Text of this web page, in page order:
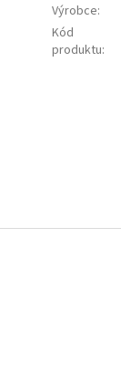
Výrobce:
Kód
produktu: